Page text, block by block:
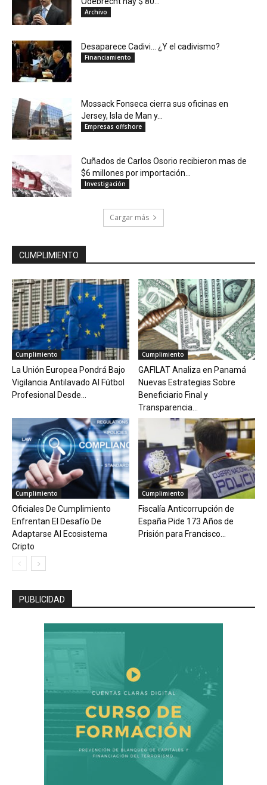
Archivo
Desaparece Cadivi… ¿Y el cadivismo?
Financiamiento
Mossack Fonseca cierra sus oficinas en
Jersey, Isla de Man y...
Empresas offshore
Cuñados de Carlos Osorio recibieron mas de
$6 millones por importación...
Investigación
Cargar más
CUMPLIMIENTO
Cumplimiento
La Unión Europea Pondrá Bajo
Vigilancia Antilavado Al Fútbol
Profesional Desde...
Cumplimiento
GAFILAT Analiza en Panamá
Nuevas Estrategias Sobre
Beneficiario Final y
Transparencia...
Cumplimiento
Oficiales De Cumplimiento
Enfrentan El Desafío De
Adaptarse Al Ecosistema
Cripto
Cumplimiento
Fiscalía Anticorrupción de
España Pide 173 Años de
Prisión para Francisco...
PUBLICIDAD